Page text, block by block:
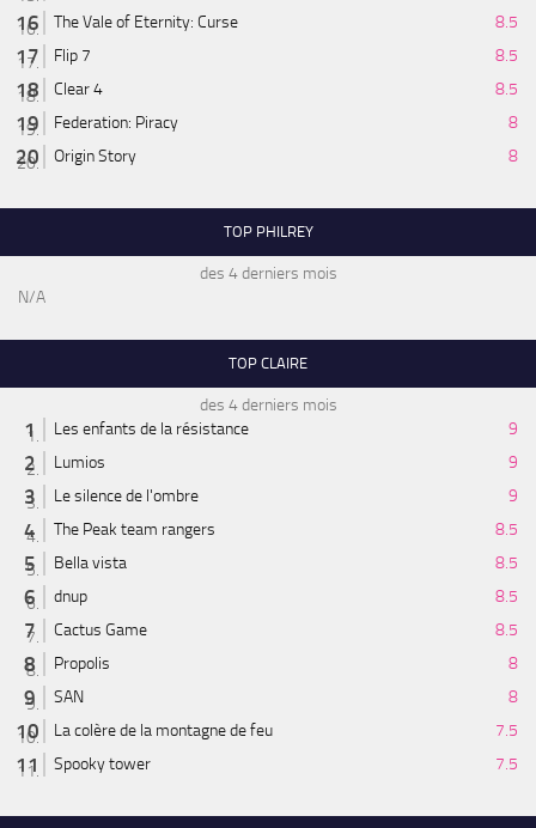
The Vale of Eternity: Curse
8.5
Flip 7
8.5
Clear 4
8.5
Federation: Piracy
8
Origin Story
8
TOP PHILREY
des 4 derniers mois
N/A
TOP CLAIRE
des 4 derniers mois
Les enfants de la résistance
9
Lumios
9
Le silence de l'ombre
9
The Peak team rangers
8.5
Bella vista
8.5
dnup
8.5
Cactus Game
8.5
Propolis
8
SAN
8
La colère de la montagne de feu
7.5
Spooky tower
7.5